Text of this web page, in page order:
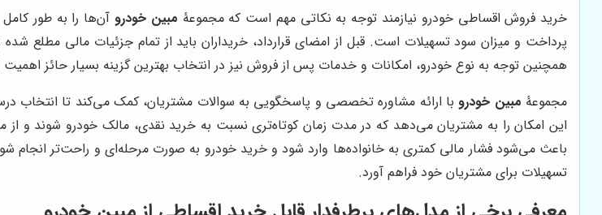
خرید فروش اقساطی خودرو نیازمند توجه به نکاتی مهم است که مجموعۀ مبین خودرو آن‌ها را به طور
پرداخت و میزان سود تسهیلات است. قبل از امضای قرارداد، خریداران باید از تمام جزئیات مالی
همچنین توجه به نوع خودرو، امکانات و خدمات پس از فروش نیز در انتخاب بهترین گزینه بسیار حائز
مجموعۀ مبین خودروبا ارائه مشاوره تخصصی و پاسخگویی به سوالات مشتریان، کمک می‌کند تا انتخاب
این امکان را به مشتریان می‌دهد که در مدت زمان کوتاه‌تری نسبت به خرید نقدی، مالک خودرو شوند و از
باعث می‌شود فشار مالی کمتری به خانواده‌ها وارد شود و خرید خودرو به صورت مرحله‌ای و راحت‌تر انجام
تسهیلات برای مشتریان خود فراهم آورد.